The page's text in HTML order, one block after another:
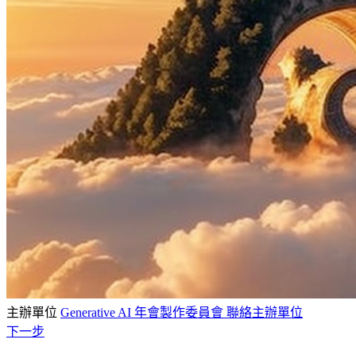
主辦單位 Generative AI 年會製作委員會 聯絡主辦單位
下一步